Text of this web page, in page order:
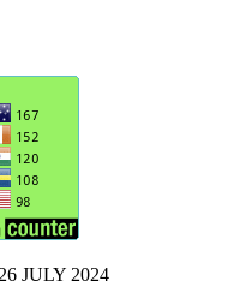
JULY 2024